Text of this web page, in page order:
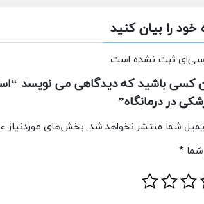
خود را بیان کنید
ثبت نشده است.
کسی باشید که دیدگاهی می نویسد
در درمانگاه”
شما منتشر نخواهد شد. بخش‌های موردنیاز
شما *